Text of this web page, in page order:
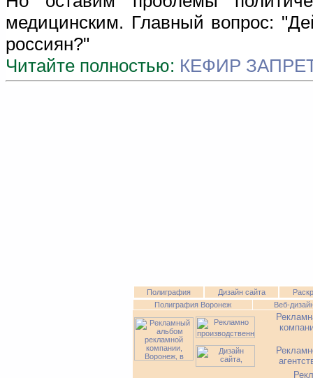
медицинским. Главный вопрос:
россиян?"
Читайте полностью: КЕФИР
Полиграфия Дизайн сайта
Полиграфия Воронеж
Веб-